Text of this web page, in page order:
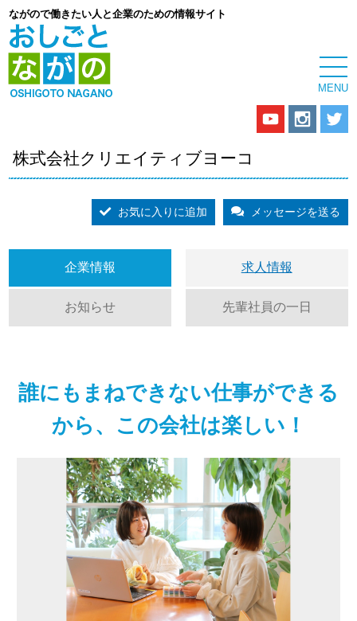
ながので働きたい人と企業のための情報サイト
株式会社クリエイティブヨーコ
お気に入りに追加 メッセージを送る
企業情報 求人情報
お知らせ 先輩社員の一日
誰にもまねできない仕事ができる
から、この会社は楽しい！